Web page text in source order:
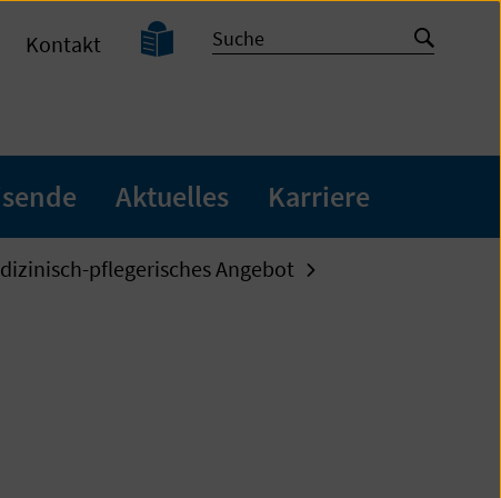
Kontakt
Leichte
Sprache
Suche
Suche
starten
Aktuelles Karriere
pflegerisches Angebot